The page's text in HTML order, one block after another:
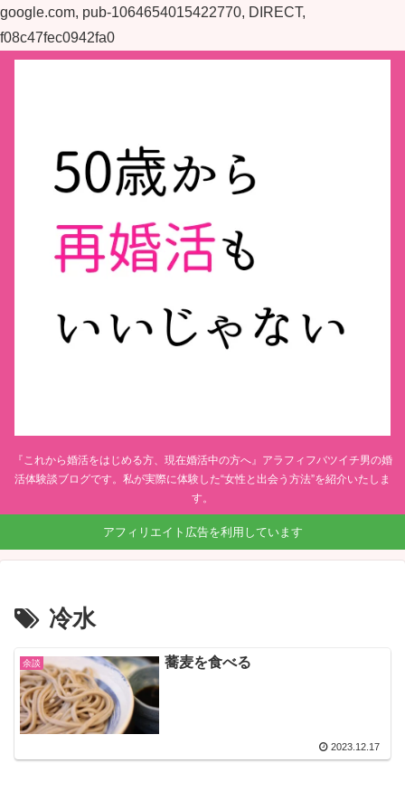
google.com, pub-1064654015422770, DIRECT,
f08c47fec0942fa0
『これから婚活をはじめる方、現在婚活中の方へ』アラフィフバツイチ男の婚
活体験談ブログです。私が実際に体験した“女性と出会う方法”を紹介いたしま
す。
アフィリエイト広告を利用しています
冷水
余談 蕎麦を食べる
2023.12.17